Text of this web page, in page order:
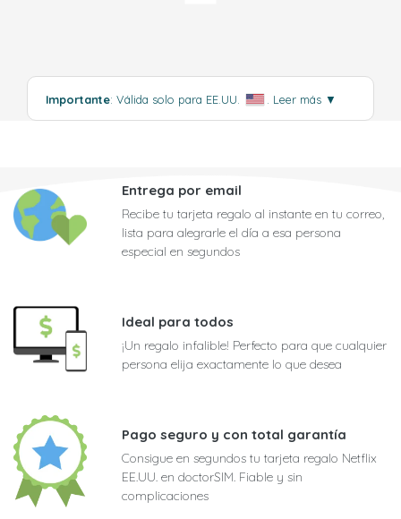
Importante: Válida solo para EE.UU. Leer más ▼
Entrega por email
Recibe tu tarjeta regalo al instante en tu correo,
lista para alegrarle el día a esa persona
especial en segundos
Ideal para todos
¡Un regalo infalible! Perfecto para que cualquier
persona elija exactamente lo que desea
Pago seguro y con total garantía
Consigue en segundos tu tarjeta regalo Netflix
EE.UU. en doctorSIM. Fiable y sin
complicaciones